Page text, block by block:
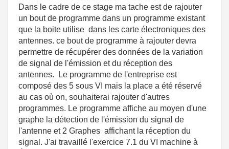
Dans le cadre de ce stage ma tache est de rajouter
un bout de programme dans un programme existant
que la boite utilise dans les carte électroniques des
antennes. ce bout de programme à rajouter devra
permettre de récupérer des données de la variation
de signal de l'émission et du réception des
antennes. Le programme de l'entreprise est
composé des 5 sous VI mais la place a été réservé
au cas où on, souhaiterai rajouter d'autres
programmes. Le programme affiche au moyen d'une
graphe la détection de l'émission du signal de
l'antenne et 2 Graphes affichant la réception du
signal. J'ai travaillé l'exercice 7.1 du VI machine à